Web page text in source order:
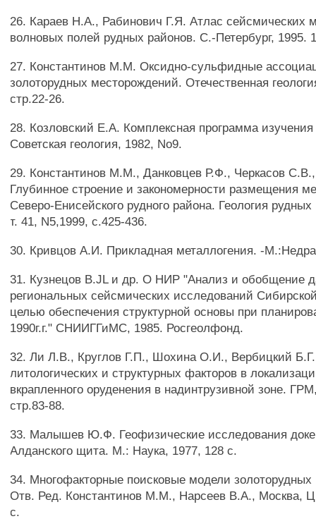
26. Караев H.A., Рабинович Г.Я. Атлас сейсмических
волновых полей рудных районов. С.-Петербург, 1995.
27. Константинов М.М. Оксидно-сульфидные
золоторудных месторождений. Отечественная
стр.22-26.
28. Козловский Е.А. Комплексная программа
Советская геология, 1982, No9.
29. Константинов М.М., Данковцев Р.Ф., Черкасов
Глубинное строение и закономерности размещения
Северо-Енисейского рудного района. Геология
т. 41, N5,1999, с.425-436.
30. Кривцов А.И. Прикладная металлогения. -
31. Кузнецов B.JL и др. О НИР "Анализ и обобщение
региональных сейсмических исследований
целью обеспечения структурной основы при
1990г.г." СНИИГГиМС, 1985. Росгеолфонд.
32. Ли Л.В., Круглов Г.П., Шохина О.И., Вербицкий
литологических и структурных факторов в
вкрапленного оруденения в надинтрузивной зоне.
стр.83-88.
33. Малышев Ю.Ф. Геофизические исследования
Алданского щита. М.: Наука, 1977, 128 с.
34. Многофакторные поисковые модели
Отв. Ред. Константинов М.М., Нарсеев В.А., Москва,
с.